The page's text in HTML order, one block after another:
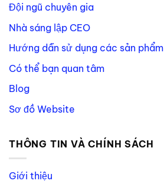
Đội ngũ chuyên gia
Nhà sáng lập CEO
Hướng dẫn sử dụng các sản phẩm
Có thể bạn quan tâm
Blog
Sơ đồ Website
THÔNG TIN VÀ CHÍNH SÁCH
Giới thiệu